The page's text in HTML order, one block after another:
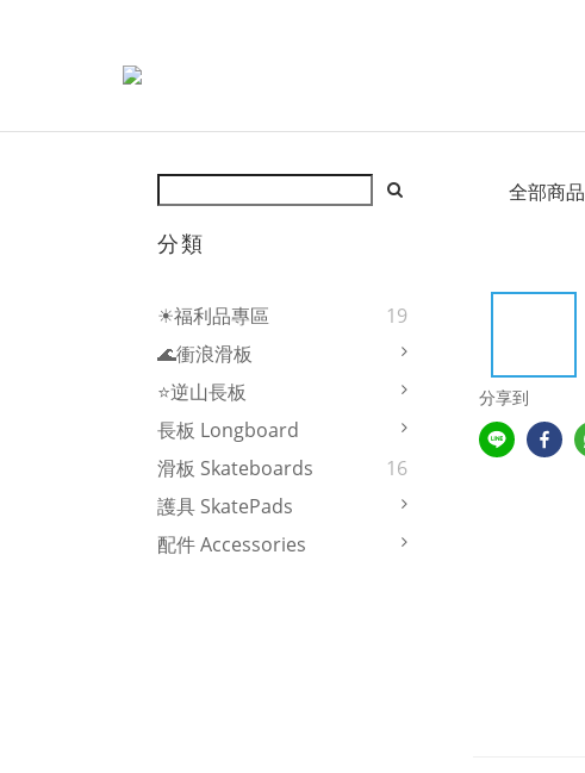
分類
☀福利品專區
19
🌊衝浪滑板
⭐逆山長板
長板 Longboard
滑板 Skateboards
16
護具 SkatePads
配件 Accessories
全部商品
分享到